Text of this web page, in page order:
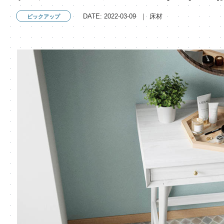
ピックアップ DATE: 2022-03-09 床材